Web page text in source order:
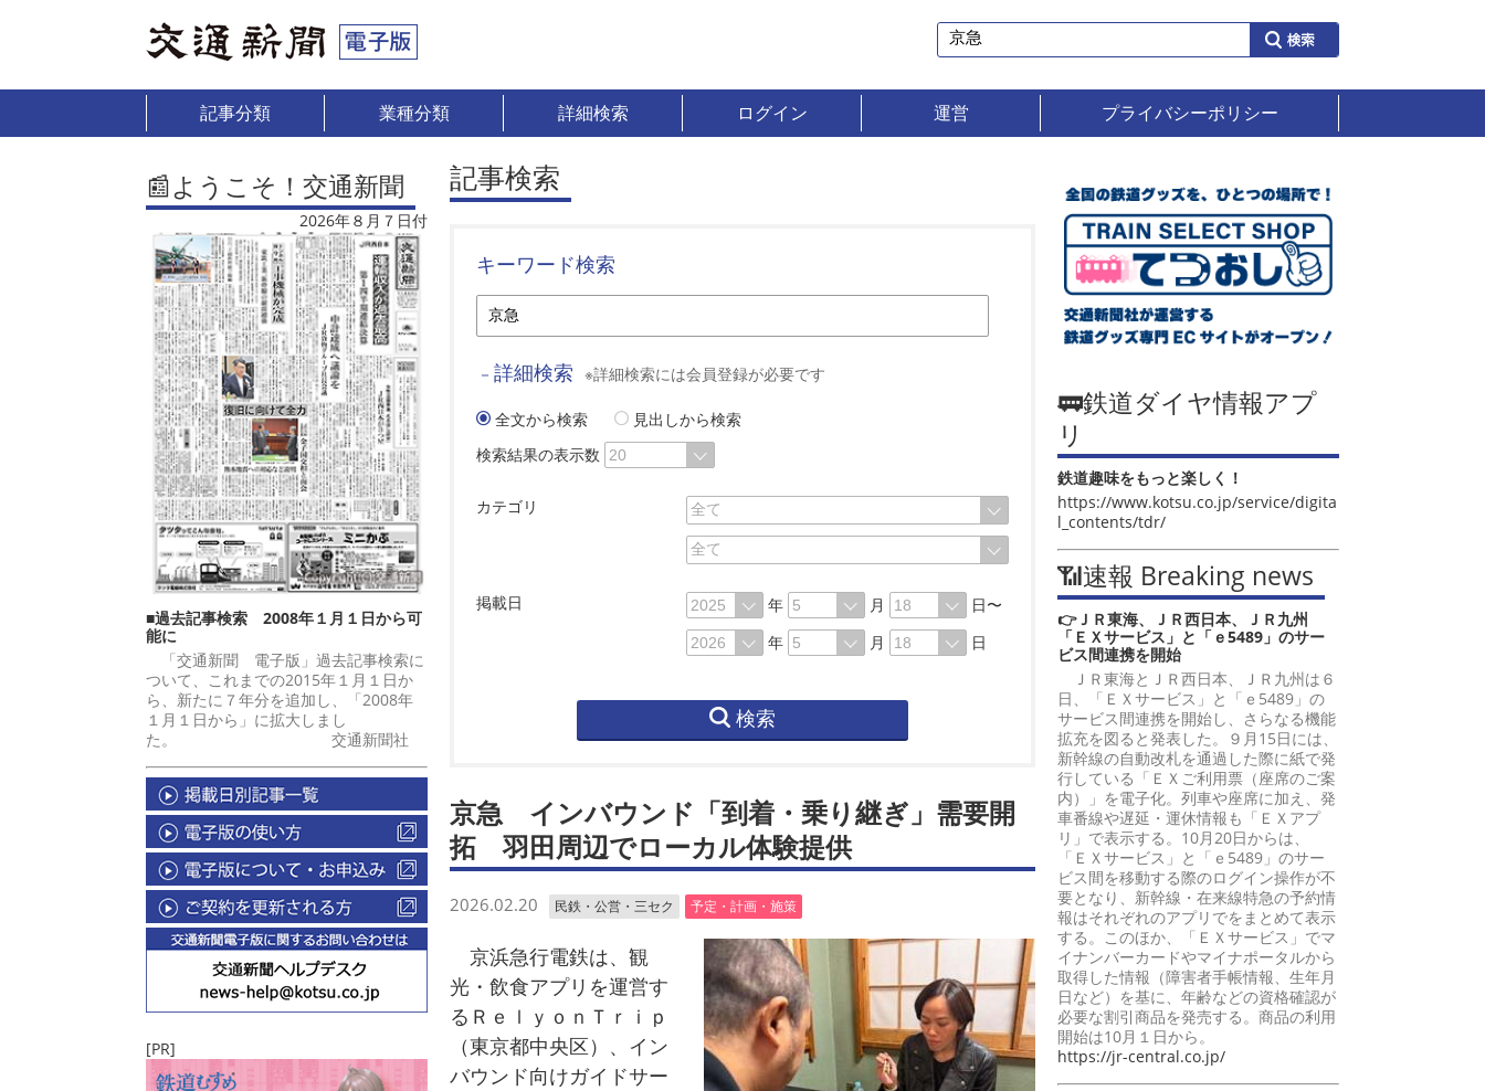
記事分類 業種分類 詳細検索 ログイン 運営 プライバシーポリシー
📰ようこそ！交通新聞
2026年８月７日付
■過去記事検索 2008年１月１日から可
能に
「交通新聞 電子版」過去記事検索に
ついて、これまでの2015年１月１日か
ら、新たに７年分を追加し、「2008年
１月１日から」に拡大しまし
た。 交通新聞社
[PR]
記事検索
キーワード検索
－ 詳細検索 ※詳細検索には会員登録が必要です
全文から検索
見出しから検索
検索結果の表示数
カテゴリ
掲載日 年 月
日〜
年
月 日
検索
京急 インバウンド「到着・乗り継ぎ」需要開
拓 羽田周辺でローカル体験提供
2026.02.20 民鉄・公営・三セク 予定・計画・施策
京浜急行電鉄は、観
光・飲食アプリを運営す
るＲｅｌｙｏｎＴｒｉｐ
（東京都中央区）、イン
バウンド向けガイドサー
🚃鉄道ダイヤ情報アプ
リ
鉄道趣味をもっと楽しく！
https://www.kotsu.co.jp/service/digita
l_contents/tdr/
📶速報 Breaking news
👉ＪＲ東海、ＪＲ西日本、ＪＲ九州
「ＥＸサービス」と「ｅ5489」のサー
ビス間連携を開始
ＪＲ東海とＪＲ西日本、ＪＲ九州は６
日、「ＥＸサービス」と「ｅ5489」の
サービス間連携を開始し、さらなる機能
拡充を図ると発表した。９月15日には、
新幹線の自動改札を通過した際に紙で発
行している「ＥＸご利用票（座席のご案
内）」を電子化。列車や座席に加え、発
車番線や遅延・運休情報も「ＥＸアプ
リ」で表示する。10月20日からは、
「ＥＸサービス」と「ｅ5489」のサー
ビス間を移動する際のログイン操作が不
要となり、新幹線・在来線特急の予約情
報はそれぞれのアプリでをまとめて表示
する。このほか、「ＥＸサービス」でマ
イナンバーカードやマイナポータルから
取得した情報（障害者手帳情報、生年月
日など）を基に、年齢などの資格確認が
必要な割引商品を発売する。商品の利用
開始は10月１日から。
https://jr-central.co.jp/